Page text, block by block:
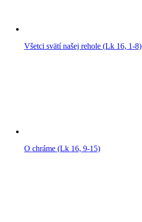
Všetci svätí našej rehole (Lk 16, 1-8)
O chráme (Lk 16, 9-15)